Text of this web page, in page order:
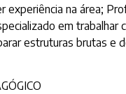
experiência na área;
em trabalhar
estruturas brutas e